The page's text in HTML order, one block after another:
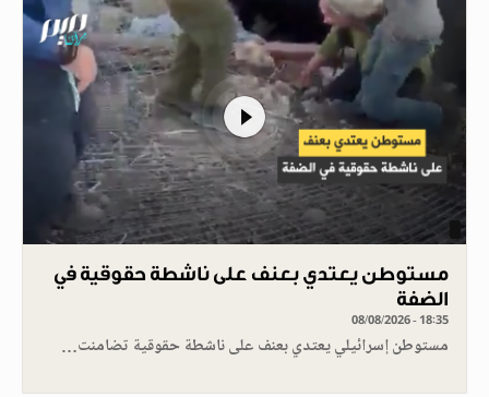
مستوطن يعتدي بعنف على ناشطة حقوقية في
الضفة
08/08/2026 - 18:35
مستوطن إسرائيلي يعتدي بعنف على ناشطة حقوقية تضامنت…